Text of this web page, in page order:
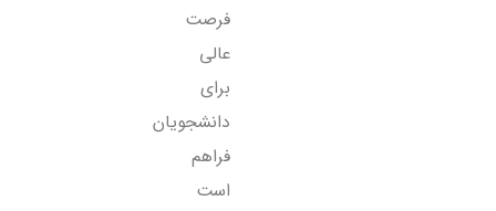
فرصت
عالی
برای
دانشجویان
فراهم
است